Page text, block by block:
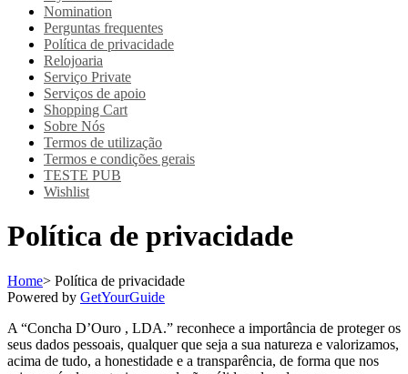
Nomination
Perguntas frequentes
Política de privacidade
Relojoaria
Serviço Private
Serviços de apoio
Shopping Cart
Sobre Nós
Termos de utilização
Termos e condições gerais
TESTE PUB
Wishlist
Política de privacidade
Home> Política de privacidade
Powered by GetYourGuide
A “Concha D’Ouro , LDA.” reconhece a importância de proteger os
seus dados pessoais, qualquer que seja a sua natureza e valorizamos,
acima de tudo, a honestidade e a transparência, de forma que nos